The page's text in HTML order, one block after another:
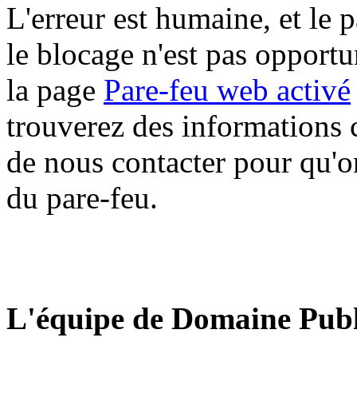
L'erreur est humaine, et le
le blocage n'est pas
la page Pare-feu web activé
trouverez des informations
de nous contacter pour
du pare-feu.
L'équipe de Domaine